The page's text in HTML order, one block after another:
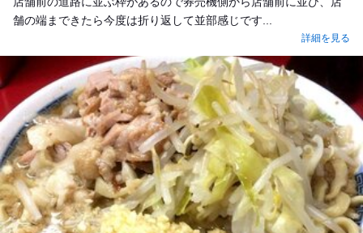
舗の端まできたら今度は折り返して並部感じです...
詳細を見る